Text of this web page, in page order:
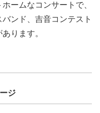
ームなコンサートで、
ンド、吉音コンテスト
ります。
ジ